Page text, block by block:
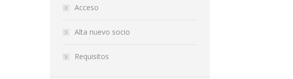
Acceso
Alta nuevo socio
Requisitos